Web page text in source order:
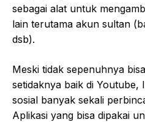
sebagai alat untuk
lain terutama akun sultan
dsb).
Meski tidak sepenuhnya
setidaknya baik di Youtube,
sosial banyak sekali
Aplikasi yang bisa dipakai